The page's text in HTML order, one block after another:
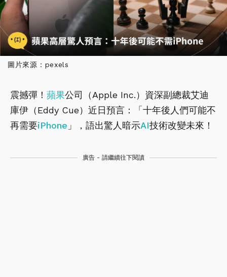
圖片來源：pexels
震撼彈！ 蘋果公司（Apple Inc.）資深副總裁艾迪
庫伊（Eddy Cue）近日預言：「十年後人們可能不
再需要iPhone 」，語出驚人暗示AI技術改變未來！
廣告 - 請繼續往下閱讀